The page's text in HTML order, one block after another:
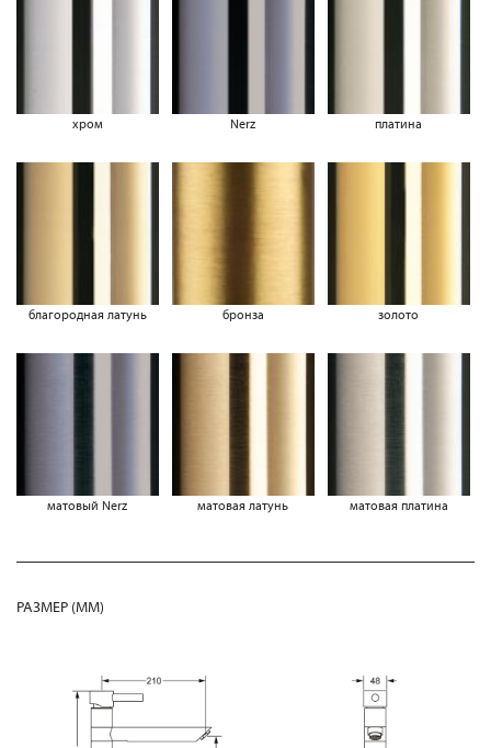
хром Nerz платина
благородная латунь бронза золото
матовый Nerz матовая латунь матовая платина
РАЗМЕР (MM)